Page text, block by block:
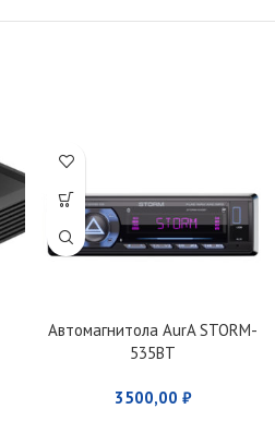
Автомагнитола AurA STORM-
535BT
3500,00 ₽